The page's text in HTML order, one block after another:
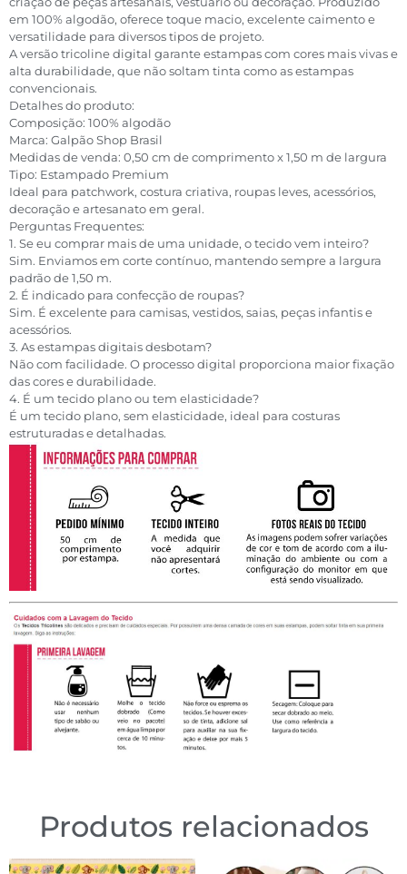
em 100% algodão, oferece toque macio, excelente caimento e
versatilidade para diversos tipos de projeto.
A versão tricoline digital garante estampas com cores mais vivas e
alta durabilidade, que não soltam tinta como as estampas
convencionais.
Detalhes do produto:
Composição: 100% algodão
Marca: Galpão Shop Brasil
Medidas de venda: 0,50 cm de comprimento x 1,50 m de largura
Tipo: Estampado Premium
Ideal para patchwork, costura criativa, roupas leves, acessórios,
decoração e artesanato em geral.
Perguntas Frequentes:
1. Se eu comprar mais de uma unidade, o tecido vem inteiro?
Sim. Enviamos em corte contínuo, mantendo sempre a largura
padrão de 1,50 m.
2. É indicado para confecção de roupas?
Sim. É excelente para camisas, vestidos, saias, peças infantis e
acessórios.
3. As estampas digitais desbotam?
Não com facilidade. O processo digital proporciona maior fixação
das cores e durabilidade.
4. É um tecido plano ou tem elasticidade?
É um tecido plano, sem elasticidade, ideal para costuras
estruturadas e detalhadas.
Produtos relacionados